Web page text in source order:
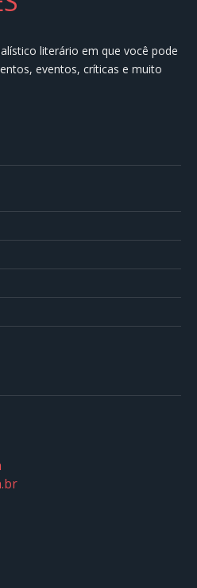
literário em que você pode
eventos, críticas e muito